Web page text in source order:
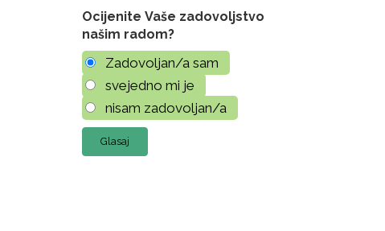
Ocijenite Vaše zadovoljstvo
našim radom?
Zadovoljan/a sam
svejedno mi je
nisam zadovoljan/a